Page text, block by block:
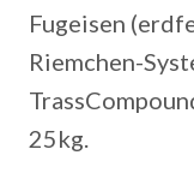
Fugeisen
Riemchen-
25kg.